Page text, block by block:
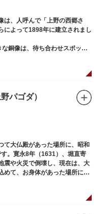
は、人呼んで「上野の西郷さ
によって1898年に建立されまし
銅像は、待ち合わせスポット
刻家、高村光雲によって作ら
かけているところだそう。
西郷さん」と写真撮影を楽しん
パゴダ）
て大仏殿があった場所に、昭和
。寛永8年（1631）、堀直寄
震や火災で倒壊し、現在は、大
めて、お身体があった場所にパ